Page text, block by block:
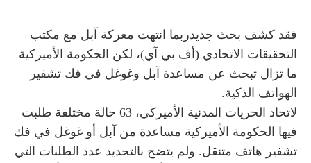
فقد كشف بحث جديدربما انتهت معركة آبل مع مكتب
التحقيقات الاتحادي (أف بي آي)، لكن الحكومة الأميركية
ما تزال تبحث عن مساعدة آبل وغوغل في فك تشفير
الهواتف الذكية.
لاتحاد الحريات المدنية الأميركي، 63 حالة مختلفة طلبت
فيها الحكومة الأميركية مساعدة من آبل أو غوغل في فك
تشفير هاتف متنقل. ولم يتضح بالتحديد عدد الطلبات التي